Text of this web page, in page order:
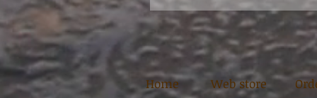
Home Web store